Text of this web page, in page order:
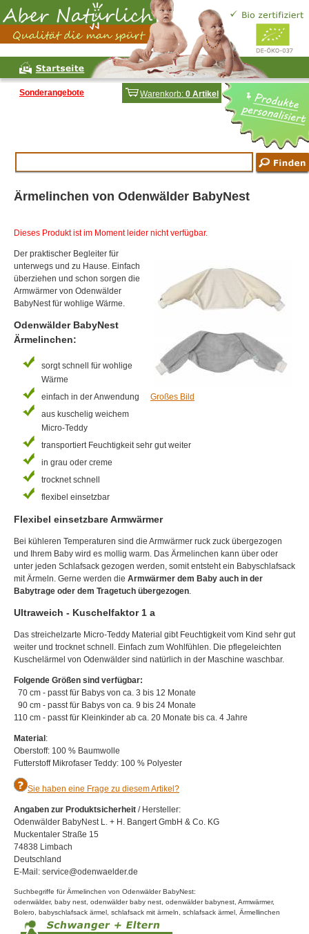
Warenkorb: 0 Artikel
Sonderangebote
Ärmelinchen von Odenwälder BabyNest
Dieses Produkt ist im Moment leider nicht verfügbar.
Großes Bild
Der praktischer Begleiter für
unterwegs und zu Hause. Einfach
überziehen und schon sorgen die
Armwärmer von Odenwälder
BabyNest für wohlige Wärme.
Odenwälder BabyNest
Ärmelinchen:
sorgt schnell für wohlige
Wärme
einfach in der Anwendung
aus kuschelig weichem
Micro-Teddy
transportiert Feuchtigkeit sehr gut weiter
in grau oder creme
trocknet schnell
flexibel einsetzbar
Flexibel einsetzbare Armwärmer
Bei kühleren Temperaturen sind die Armwärmer ruck zuck übergezogen
und Ihrem Baby wird es mollig warm. Das Ärmelinchen kann über oder
unter jeden Schlafsack gezogen werden, somit entsteht ein Babyschlafsack
mit Ärmeln. Gerne werden die Armwärmer dem Baby auch in der
Babytrage oder dem Tragetuch übergezogen.
Ultraweich - Kuschelfaktor 1 a
Das streichelzarte Micro-Teddy Material gibt Feuchtigkeit vom Kind sehr gut
weiter und trocknet schnell. Einfach zum Wohlfühlen. Die pflegeleichten
Kuschelärmel von Odenwälder sind natürlich in der Maschine waschbar.
Folgende Größen sind verfügbar:
70 cm - passt für Babys von ca. 3 bis 12 Monate
90 cm - passt für Babys von ca. 9 bis 24 Monate
110 cm - passt für Kleinkinder ab ca. 20 Monate bis ca. 4 Jahre
Material :
Oberstoff: 100 % Baumwolle
Futterstoff Mikrofaser Teddy: 100 % Polyester
Sie haben eine Frage zu diesem Artikel?
Angaben zur Produktsicherheit / Hersteller:
Odenwälder BabyNest L. + H. Bangert GmbH & Co. KG
Muckentaler Straße 15
74838 Limbach
Deutschland
E-Mail: service@odenwaelder.de
Suchbegriffe für Ärmelinchen von Odenwälder BabyNest:
odenwälder, baby nest, odenwälder baby nest, odenwälder babynest, Armwärmer,
Bolero, babyschlafsack ärmel, schlafsack mit ärmeln, schlafsack ärmel, Ärmellinchen